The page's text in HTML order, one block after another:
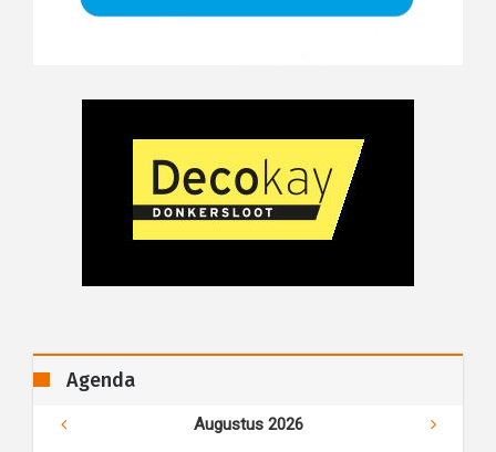
Agenda
Augustus 2026